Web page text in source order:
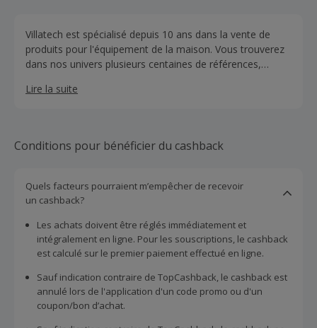
Villatech est spécialisé depuis 10 ans dans la vente de
produits pour l'équipement de la maison. Vous trouverez
dans nos univers plusieurs centaines de références,
technicité, l'efficacité et la fiabilité des produits. Les plus
Kitchenaid ... etc.
Lire la suite
Conditions pour bénéficier du cashback
Quels facteurs pourraient m’empêcher de recevoir
un cashback?
Les achats doivent être réglés immédiatement et
intégralement en ligne. Pour les souscriptions, le cashback
est calculé sur le premier paiement effectué en ligne.
Sauf indication contraire de TopCashback, le cashback est
annulé lors de l'application d'un code promo ou d'un
coupon/bon d’achat.